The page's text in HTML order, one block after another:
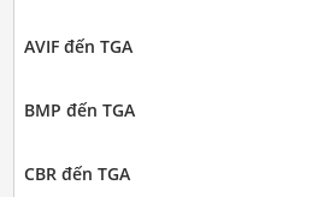
AVIF đến TGA
BMP đến TGA
CBR đến TGA